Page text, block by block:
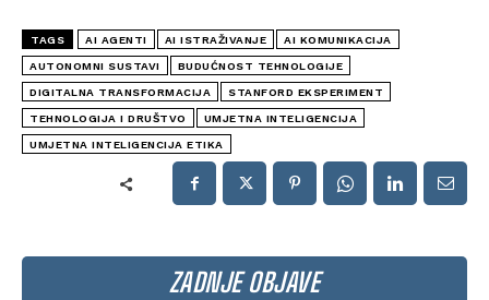
ZADNJE OBJAVE
TAGS AI AGENTI AI ISTRAŽIVANJE AI KOMUNIKACIJA
AUTONOMNI SUSTAVI BUDUĆNOST TEHNOLOGIJE
DIGITALNA TRANSFORMACIJA STANFORD EKSPERIMENT
TEHNOLOGIJA I DRUŠTVO UMJETNA INTELIGENCIJA
UMJETNA INTELIGENCIJA ETIKA